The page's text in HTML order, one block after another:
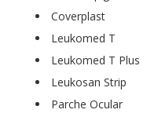
Coverplast
Leukomed T
Leukomed T Plus
Leukosan Strip
Parche Ocular